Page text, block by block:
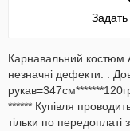
Карнавальний костюм
незначні дефекти. .
****** Купівля
тільки по передоплаті